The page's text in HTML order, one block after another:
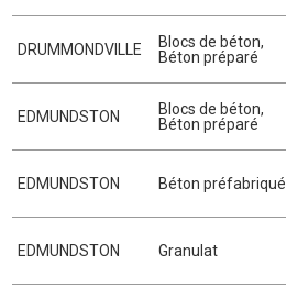
DRUMMONDVILLE Blocs de béton,
Béton préparé
EDMUNDSTON Blocs de béton,
Béton préparé
EDMUNDSTON Béton préfabriqué
EDMUNDSTON Granulat